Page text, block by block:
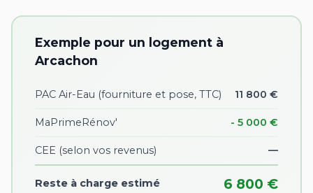
Exemple pour un logement à
Arcachon
PAC Air-Eau (fourniture et pose, TTC) 11 800 €
MaPrimeRénov' - 5 000 €
CEE (selon vos revenus) —
Reste à charge estimé 6 800 €